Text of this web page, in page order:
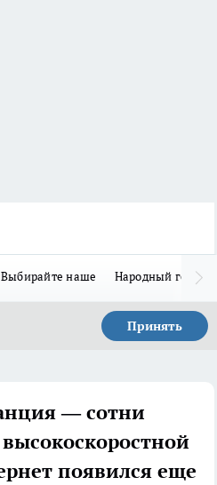
Выбирайте наше Народный герой
Принять
— сотни
появился еще